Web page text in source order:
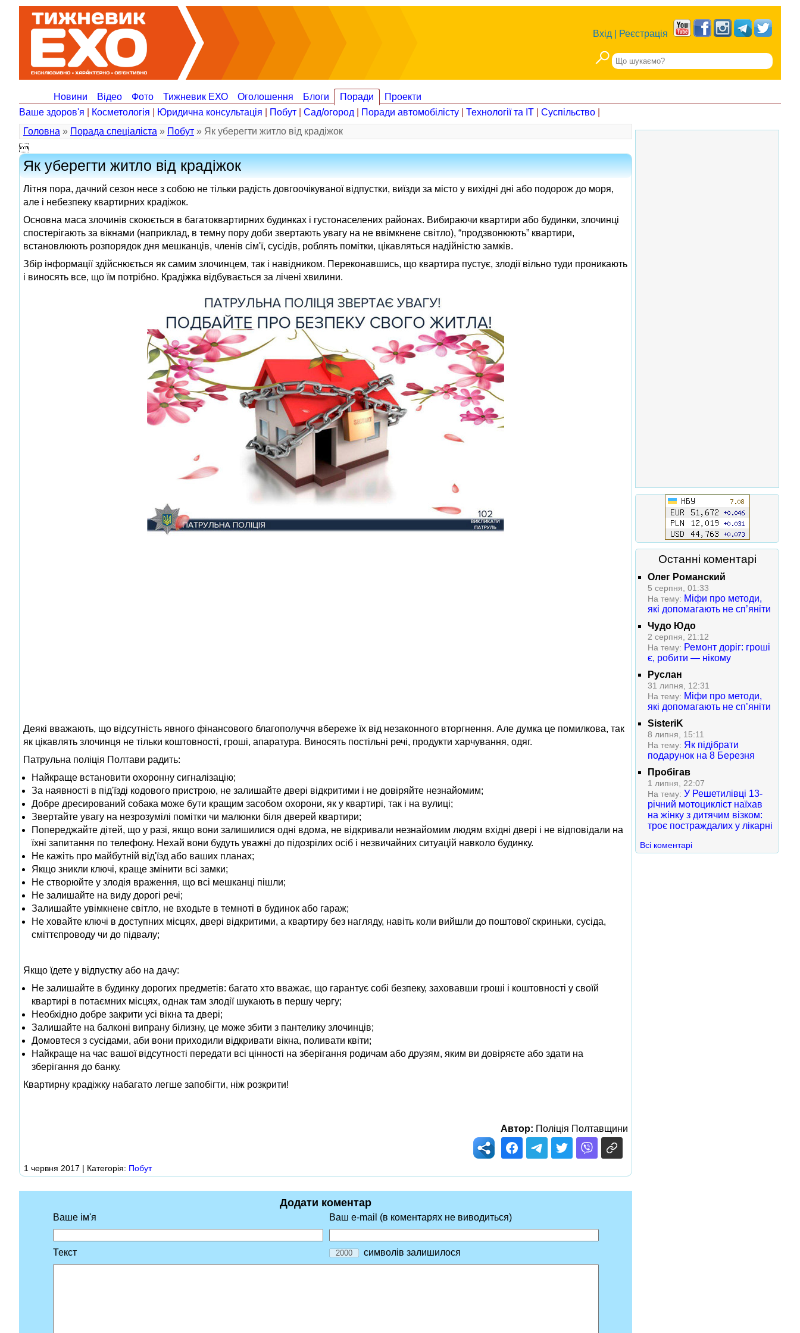
Вхід Реєстрація
Новини Відео Фото Тижневик ЕХО Оголошення Блоги Поради
Проекти
Ваше здоров'я
Косметологія Юридична консультація Побут Сад/огород Поради автомобілісту Технології та ІТ Суспільство
Головна » Порада спеціаліста » Побут » Як уберегти житло від крадіжок

Як уберегти житло від крадіжок
Літня пора, дачний сезон несе з собою не тільки радість довгоочікуваної відпустки, виїзди за місто у вихідні дні або подорож до моря,
але і небезпеку квартирних крадіжок.
Основна маса злочинів скоюється в багатоквартирних будинках і густонаселених районах. Вибираючи квартири або будинки, злочинці
спостерігають за вікнами (наприклад, в темну пору доби звертають увагу на не ввімкнене світло), “продзвонюють” квартири,
встановлюють розпорядок дня мешканців, членів сім'ї, сусідів, роблять помітки, цікавляться надійністю замків.
Збір інформації здійснюється як самим злочинцем, так і навідником. Переконавшись, що квартира пустує, злодії вільно туди проникають
і виносять все, що їм потрібно. Крадіжка відбувається за лічені хвилини.
Деякі вважають, що відсутність явного фінансового благополуччя вбереже їх від незаконного вторгнення. Але думка це помилкова, так
як цікавлять злочинця не тільки коштовності, гроші, апаратура. Виносять постільні речі, продукти харчування, одяг.
Патрульна поліція Полтави радить:
Найкраще встановити охоронну сигналізацію;
За наявності в під'їзді кодового пристрою, не залишайте двері відкритими і не довіряйте незнайомим;
Добре дресирований собака може бути кращим засобом охорони, як у квартирі, так і на вулиці;
Звертайте увагу на незрозумілі помітки чи малюнки біля дверей квартири;
Попереджайте дітей, що у разі, якщо вони залишилися одні вдома, не відкривали незнайомим людям вхідні двері і не відповідали на
їхні запитання по телефону. Нехай вони будуть уважні до підозрілих осіб і незвичайних ситуацій навколо будинку.
Не кажіть про майбутній від'їзд або ваших планах;
Якщо зникли ключі, краще змінити всі замки;
Не створюйте у злодія враження, що всі мешканці пішли;
Не залишайте на виду дорогі речі;
Залишайте увімкнене світло, не входьте в темноті в будинок або гараж;
Не ховайте ключі в доступних місцях, двері відкритими, а квартиру без нагляду, навіть коли вийшли до поштової скриньки, сусіда,
сміттєпроводу чи до підвалу;
Якщо їдете у відпустку або на дачу:
Не залишайте в будинку дорогих предметів: багато хто вважає, що гарантує собі безпеку, заховавши гроші і коштовності у своїй
квартирі в потаємних місцях, однак там злодії шукають в першу чергу;
Необхідно добре закрити усі вікна та двері;
Залишайте на балконі випрану білизну, це може збити з пантелику злочинців;
Домовтеся з сусідами, аби вони приходили відкривати вікна, поливати квіти;
Найкраще на час вашої відсутності передати всі цінності на зберігання родичам або друзям, яким ви довіряєте або здати на
зберігання до банку.
Квартирну крадіжку набагато легше запобігти, ніж розкрити!
Автор: Поліція Полтавщини
1 червня 2017 | Категорія: Побут
Додати коментар
Ваше ім'я Ваш e-mail (в коментарях не виводиться)
Текст символів залишилося
Останні коментарі
Олег Романский
5 серпня, 01:33
На тему: Міфи про методи,
які допомагають не сп’яніти
Чудо Юдо
2 серпня, 21:12
На тему: Ремонт доріг: гроші
є, робити — нікому
Руслан
31 липня, 12:31
На тему: Міфи про методи,
які допомагають не сп’яніти
SisteriK
8 липня, 15:11
На тему: Як підібрати
подарунок на 8 Березня
Пробігав
1 липня, 22:07
На тему: У Решетилівці 13-
річний мотоцикліст наїхав
на жінку з дитячим візком:
троє постраждалих у лікарні
Всі коментарі